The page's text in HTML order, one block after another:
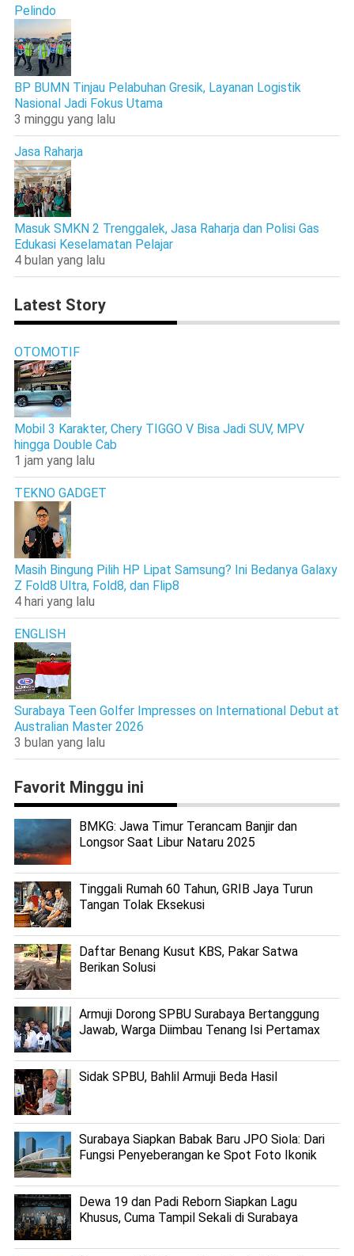
Pelindo
BP BUMN Tinjau Pelabuhan Gresik, Layanan Logistik
Nasional Jadi Fokus Utama
3 minggu yang lalu
Jasa Raharja
Masuk SMKN 2 Trenggalek, Jasa Raharja dan Polisi Gas
Edukasi Keselamatan Pelajar
4 bulan yang lalu
Latest Story
OTOMOTIF
Mobil 3 Karakter, Chery TIGGO V Bisa Jadi SUV, MPV
hingga Double Cab
1 jam yang lalu
TEKNO GADGET
Masih Bingung Pilih HP Lipat Samsung? Ini Bedanya Galaxy
Z Fold8 Ultra, Fold8, dan Flip8
4 hari yang lalu
ENGLISH
Surabaya Teen Golfer Impresses on International Debut at
Australian Master 2026
3 bulan yang lalu
Favorit Minggu ini
BMKG: Jawa Timur Terancam Banjir dan
Longsor Saat Libur Nataru 2025
Tinggali Rumah 60 Tahun, GRIB Jaya Turun
Tangan Tolak Eksekusi
Daftar Benang Kusut KBS, Pakar Satwa
Berikan Solusi
Armuji Dorong SPBU Surabaya Bertanggung
Jawab, Warga Diimbau Tenang Isi Pertamax
Sidak SPBU, Bahlil Armuji Beda Hasil
Surabaya Siapkan Babak Baru JPO Siola: Dari
Fungsi Penyeberangan ke Spot Foto Ikonik
Dewa 19 dan Padi Reborn Siapkan Lagu
Khusus, Cuma Tampil Sekali di Surabaya